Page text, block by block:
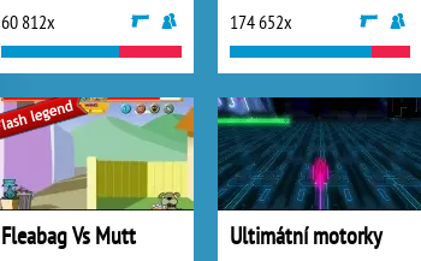
60 812x 174 652x
Fleabag Vs Mutt Ultimátní motorky